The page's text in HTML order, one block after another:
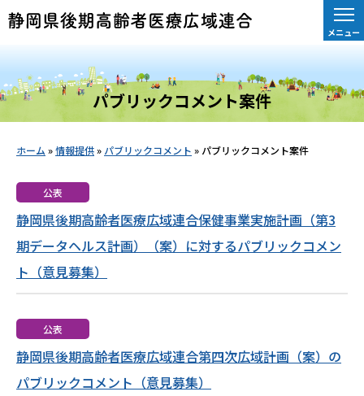
メニュー
パブリックコメント案件
ホーム »情報提供» パブリックコメント » パブリックコメント案件
公表
静岡県後期高齢者医療広域連合保健事業実施計画（第3
期データヘルス計画）（案）に対するパブリックコメン
ト（意見募集）
公表
静岡県後期高齢者医療広域連合第四次広域計画（案）の
パブリックコメント（意見募集）